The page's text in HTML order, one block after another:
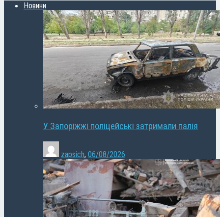
Новини
У Запоріжжі поліцейські затримали палія
zapsich, 06/08/2026